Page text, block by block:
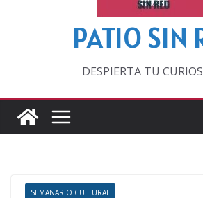
PATIO SIN
DESPIERTA TU
SEMANARIO CULTURAL